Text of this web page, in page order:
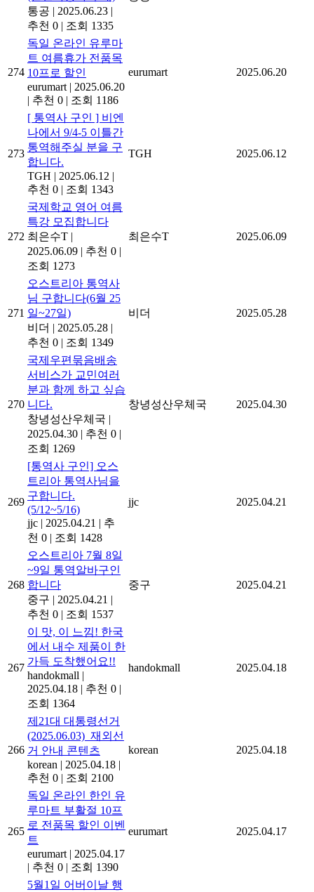
통공 | 2025.06.23 |
추천 0 | 조회 1335
274
독일 온라인 유루마
트 여름휴가 전품목
10프로 할인
eurumart | 2025.06.20
| 추천 0 | 조회 1186
eurumart 2025.06.20
273
[ 통역사 구인 ] 비엔
나에서 9/4-5 이틀간
통역해주실 분을 구
합니다.
TGH | 2025.06.12 |
추천 0 | 조회 1343
TGH 2025.06.12
272
국제학교 영어 여름
특강 모집합니다
최은수T |
2025.06.09 | 추천 0 |
조회 1273
최은수T 2025.06.09
271
오스트리아 통역사
님 구합니다(6월 25
일~27일)
비더 | 2025.05.28 |
추천 0 | 조회 1349
비더 2025.05.28
270
국제우편묶음배송
서비스가 교민여러
분과 함께 하고 싶습
니다.
창녕성산우체국 |
2025.04.30 | 추천 0 |
조회 1269
창녕성산우체국 2025.04.30
269
[통역사 구인] 오스
트리아 통역사님을
구합니다.
(5/12~5/16)
jjc | 2025.04.21 | 추
천 0 | 조회 1428
jjc 2025.04.21
268
오스트리아 7월 8일
~9일 통역알바구인
합니다
중구 | 2025.04.21 |
추천 0 | 조회 1537
중구 2025.04.21
267
이 맛, 이 느낌! 한국
에서 내수 제품이 한
가득 도착했어요!!
handokmall |
2025.04.18 | 추천 0 |
조회 1364
handokmall 2025.04.18
266
제21대 대통령선거
(2025.06.03)_재외선
거 안내 콘텐츠
korean | 2025.04.18 |
추천 0 | 조회 2100
korean 2025.04.18
265
독일 온라인 한인 유
루마트 부활절 10프
로 전품목 할인 이벤
트
eurumart | 2025.04.17
| 추천 0 | 조회 1390
eurumart 2025.04.17
5월1일 어버이날 행